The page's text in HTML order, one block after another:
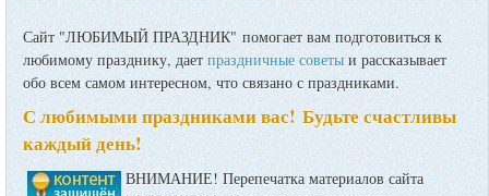
Сайт "ЛЮБИМЫЙ ПРАЗДНИК" помогает вам подготовиться к
любимому празднику, даетпраздничные советы и рассказывает
обо всем самом интересном, что связано с праздниками.
С любимыми праздниками вас! Будьте счастливы
каждый день!
ВНИМАНИЕ! Перепечатка материалов сайта